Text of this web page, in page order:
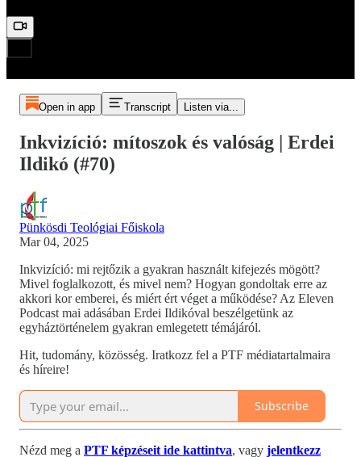
Open in app Transcript Listen via...
Inkvizíció: mítoszok és valóság | Erdei
Ildikó (#70)
Pünkösdi Teológiai Főiskola
Mar 04, 2025
Inkvizíció: mi rejtőzik a gyakran használt kifejezés mögött?
Mivel foglalkozott, és mivel nem? Hogyan gondoltak erre az
akkori kor emberei, és miért ért véget a működése? Az Eleven
Podcast mai adásában Erdei Ildikóval beszélgetünk az
egyháztörténelem gyakran emlegetett témájáról.
Hit, tudomány, közösség. Iratkozz fel a PTF médiatartalmaira
és híreire!
Subscribe
Nézd meg a PTF képzéseit ide kattintva, vagy jelentkezz